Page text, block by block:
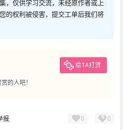
，仅供学习交流，未经原作者或上
的权利被侵害，提交工单后我们将
给TA打赏
的人吧！
报 0 0